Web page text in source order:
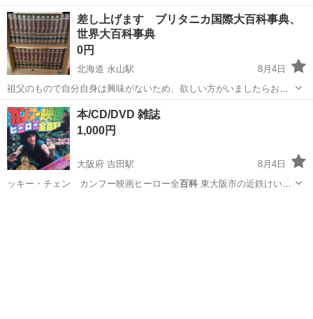
京都 京都市 その他 王貞治
差し上げます ブリタニカ国際大百科事典、
世界大百科事典
0円
北海道 永山駅
8月4日
祖父のもので自分自身は興味がないため、欲しい方がいましたらお譲
りしたいと思います。 場所は旭川市末広になります。 日程調整をして
現物確認を行い、引き取れる方が持っていってもらえればと思いま
す。
北海道 旭川市 語学、辞書
本/CD/DVD 雑誌
1,000円
大阪府 吉田駅
8月4日
ッキー・チェン カンフー映画ヒーロー全百科東大阪市の近鉄けいは